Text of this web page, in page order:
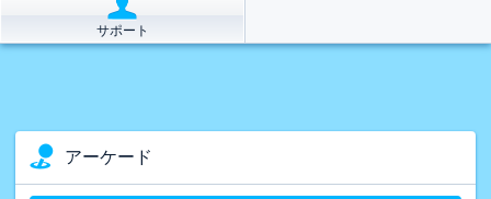
サポート
アーケード